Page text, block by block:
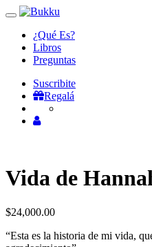
Toggle
navigation¿Qué Es?
Libros
Preguntas
Suscribite
Regalá
Vida de
$24,000.00
“Esta es la historia de mi vida,